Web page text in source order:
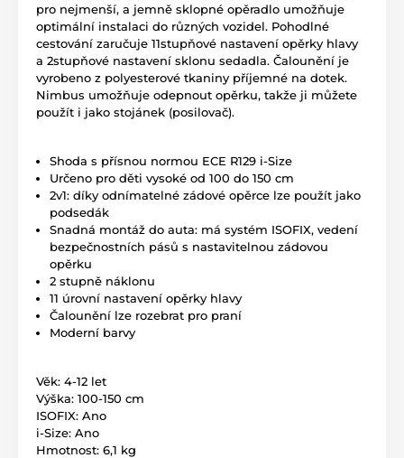
pro nejmenší, a jemně sklopné opěradlo umožňuje
optimální instalaci do různých vozidel. Pohodlné
cestování zaručuje 11stupňové nastavení opěrky hlavy
a 2stupňové nastavení sklonu sedadla. Čalounění je
vyrobeno z polyesterové tkaniny příjemné na dotek.
Nimbus umožňuje odepnout opěrku, takže ji můžete
použít i jako stojánek (posilovač).
Shoda s přísnou normou ECE R129 i-Size
Určeno pro děti vysoké od 100 do 150 cm
2v1: díky odnímatelné zádové opěrce lze použít jako
podsedák
Snadná montáž do auta: má systém ISOFIX, vedení
bezpečnostních pásů s nastavitelnou zádovou
opěrku
2 stupně náklonu
11 úrovní nastavení opěrky hlavy
Čalounění lze rozebrat pro praní
Moderní barvy
Věk: 4-12 let
Výška: 100-150 cm
ISOFIX: Ano
i-Size: Ano
Hmotnost: 6,1 kg